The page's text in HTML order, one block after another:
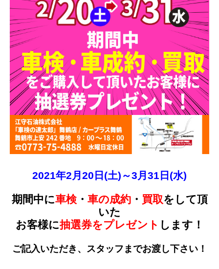
2021年2月20日(土)～3月31日(水)
期間中に車検・ 車の成約・ 買取をして頂
いた
お客様に抽選券をプレゼント します！
ご記入いただき、スタッフまでお渡し下さい！